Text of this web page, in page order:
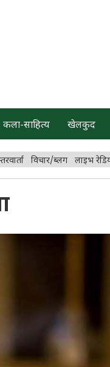
कला-साहित्य खेलकुद
विचार/ब्लग लाइभ